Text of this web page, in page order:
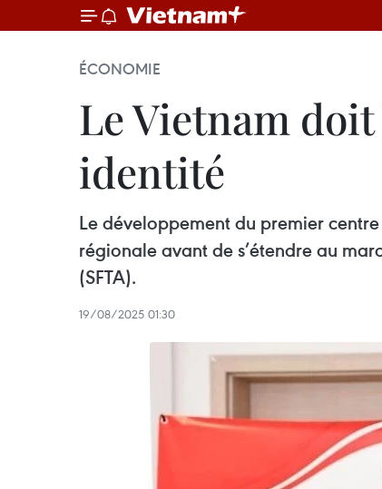
ÉCONOMIE
Le Vietnam
identité
Le développement du premier
régionale avant de s’étendre au
(SFTA).
19/08/2025 01:30